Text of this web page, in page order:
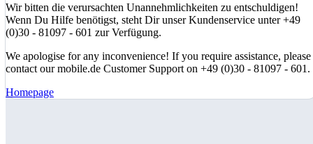
Wir bitten die verursachten Unannehmlichkeiten zu entschuldigen!
Wenn Du Hilfe benötigst, steht Dir unser Kundenservice unter +49
(0)30 - 81097 - 601 zur Verfügung.
We apologise for any inconvenience! If you require assistance, please
contact our mobile.de Customer Support on +49 (0)30 - 81097 - 601.
Homepage